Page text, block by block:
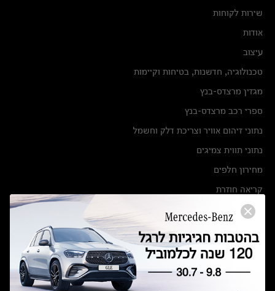
שירות לקוחות
אודות
עיצוב
טכנולוגיה, חדשנות, בטיחות וקיימות
מגזין מרצדס-בנץ
ספרי רכב מרצדס-בנץ
נתוני זיהום אוויר וצריכת דלק וחשמל
נתוני תווית צמיגים
מחירון חלפים
קריאה חוזרת
הודעה על הטבות לרכבי מרצדס בהסדר פשרה בתצ 56447-02-19
תקנון ימי מכירות 120 לכלמוביל